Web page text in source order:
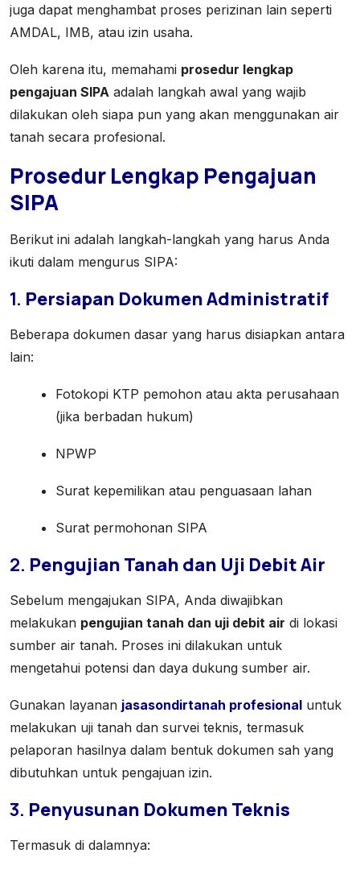
juga dapat menghambat proses perizinan lain seperti
AMDAL, IMB, atau izin usaha.
Oleh karena itu, memahami prosedur lengkap
pengajuan SIPA adalah langkah awal yang wajib
dilakukan oleh siapa pun yang akan menggunakan air
tanah secara profesional.
Prosedur Lengkap Pengajuan
SIPA
Berikut ini adalah langkah-langkah yang harus Anda
ikuti dalam mengurus SIPA:
1. Persiapan Dokumen Administratif
Beberapa dokumen dasar yang harus disiapkan antara
lain:
Fotokopi KTP pemohon atau akta perusahaan
(jika berbadan hukum)
NPWP
Surat kepemilikan atau penguasaan lahan
Surat permohonan SIPA
2. Pengujian Tanah dan Uji Debit Air
Sebelum mengajukan SIPA, Anda diwajibkan
melakukan pengujian tanah dan uji debit air di lokasi
sumber air tanah. Proses ini dilakukan untuk
mengetahui potensi dan daya dukung sumber air.
Gunakan layanan jasasondirtanah profesional untuk
melakukan uji tanah dan survei teknis, termasuk
pelaporan hasilnya dalam bentuk dokumen sah yang
dibutuhkan untuk pengajuan izin.
3. Penyusunan Dokumen Teknis
Termasuk di dalamnya: